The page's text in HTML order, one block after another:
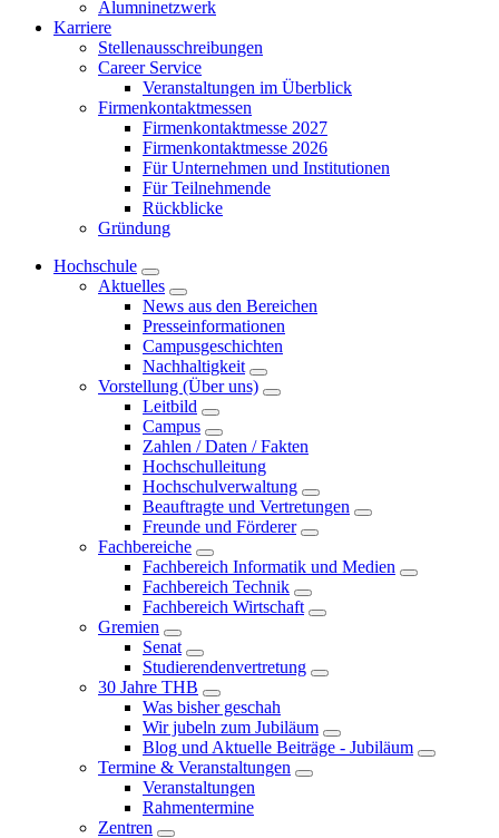
Alumninetzwerk
Karriere
Stellenausschreibungen
Career Service
Veranstaltungen im Überblick
Firmenkontaktmessen
Firmenkontaktmesse 2027
Firmenkontaktmesse 2026
Für Unternehmen und Institutionen
Für Teilnehmende
Rückblicke
Gründung
Hochschule
Aktuelles
News aus den Bereichen
Presseinformationen
Campusgeschichten
Nachhaltigkeit
Vorstellung (Über uns)
Leitbild
Campus
Zahlen / Daten / Fakten
Hochschulleitung
Hochschulverwaltung
Beauftragte und Vertretungen
Freunde und Förderer
Fachbereiche
Fachbereich Informatik und Medien
Fachbereich Technik
Fachbereich Wirtschaft
Gremien
Senat
Studierendenvertretung
30 Jahre THB
Was bisher geschah
Wir jubeln zum Jubiläum
Blog und Aktuelle Beiträge - Jubiläum
Termine & Veranstaltungen
Veranstaltungen
Rahmentermine
Zentren